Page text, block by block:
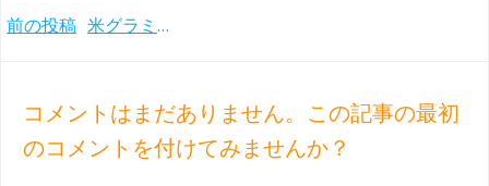
Post
前の投稿 米グラミー賞で2冠に輝く サー・ゲオルグ・ショルティとシカゴ響の唯一のブラームス交響曲全集(1978-79年)
コメントはまだありません。この記事の最初
のコメントを付けてみませんか？